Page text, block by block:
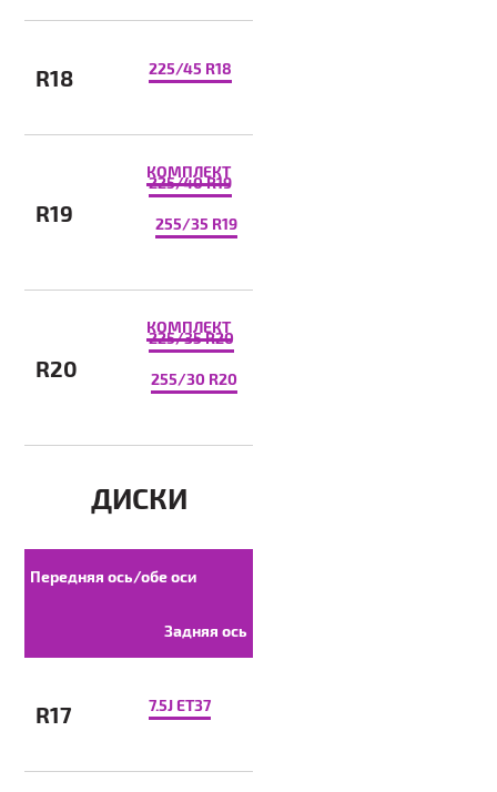
R18 225/45 R18
R19
КОМПЛЕКТ
225/40 R19
255/35 R19
R20
КОМПЛЕКТ
225/35 R20
255/30 R20
ДИСКИ
Передняя ось/обе оси
Задняя ось
R17 7.5J ET37